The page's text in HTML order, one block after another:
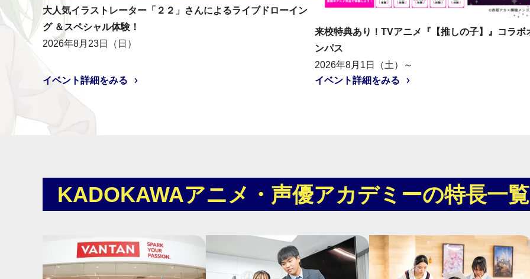
大人気イラストレーター「２２」さんによるライブドローイン
グ ＆スペシャル体験！
2026年8月23日（日）
イベント詳細をみる
来校特典あり！TVアニメ『【推しの子】』コラボ
ンパス
2026年8月1日（土）～
イベント詳細をみる
KADOKAWAアニメ・声優アカデミーの特長一覧